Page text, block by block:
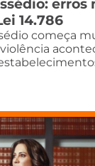
erros
14.786
começa